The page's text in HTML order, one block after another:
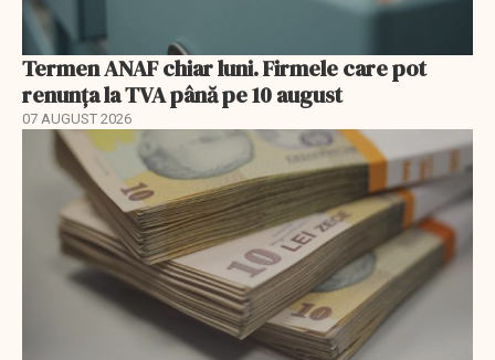
Termen ANAF chiar luni. Firmele care pot
renunța la TVA până pe 10 august
07 AUGUST 2026